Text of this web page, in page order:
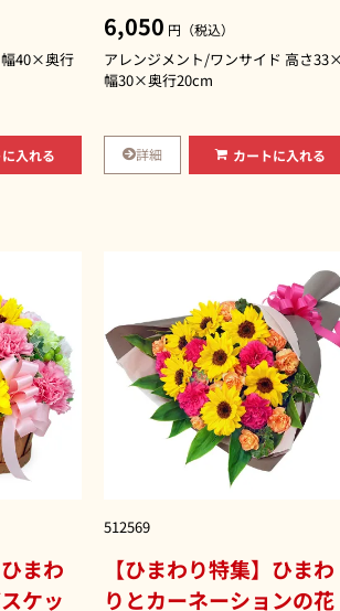
40×奥行
入れる
6,050 円（税込）
アレンジメント/ワンサイド 高さ
幅30×奥行20cm
詳細 カートに入れる
まわ
ケッ
512569
【ひまわり特集】ひまわ
りとカーネーションの花